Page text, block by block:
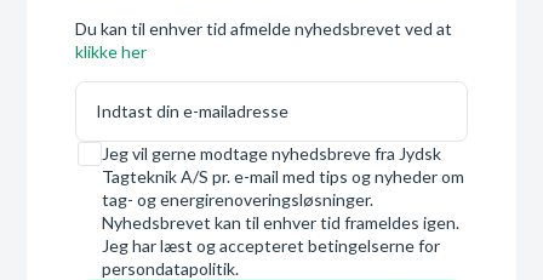
Du kan til enhver tid afmelde nyhedsbrevet ved at
klikke her
E-mail
Samtykke
Jeg vil gerne modtage nyhedsbreve fra Jydsk
Tagteknik A/S pr. e-mail med tips og nyheder om
tag- og energirenoveringsløsninger.
Nyhedsbrevet kan til enhver tid frameldes igen.
Jeg har læst og accepteret betingelserne for
persondatapolitik.